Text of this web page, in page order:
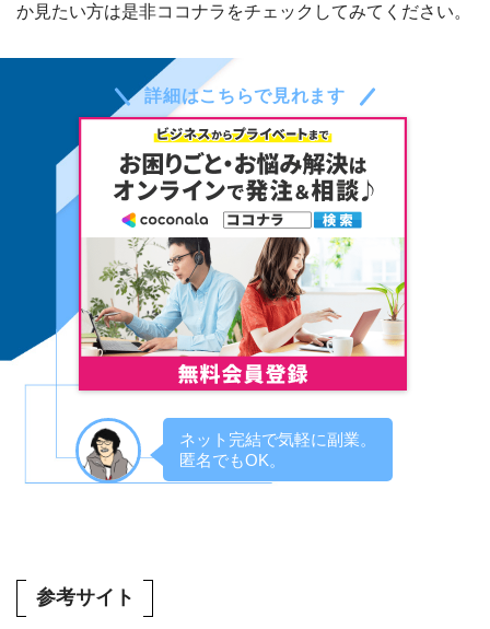
か見たい方は是非ココナラをチェックしてみてください。
詳細はこちらで見れます
ネット完結で気軽に副業。
匿名でもOK。
参考サイト